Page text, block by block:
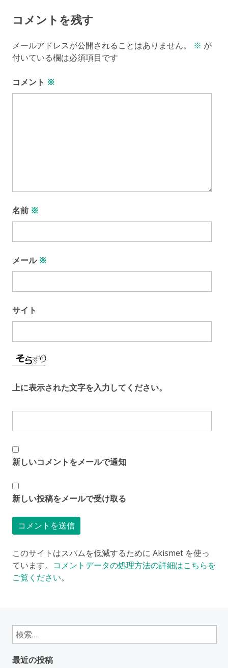
コメントを残す
メールアドレスが公開されることはありません。 ※ が
付いている欄は必須項目です
コメント ※
名前 ※
メール ※
サイト
上に表示された文字を入力してください。
新しいコメントをメールで通知
新しい投稿をメールで受け取る
このサイトはスパムを低減するために Akismet を使っ
ています。 コメントデータの処理方法の詳細はこちらを
ご覧ください。
検
索:
最近の投稿